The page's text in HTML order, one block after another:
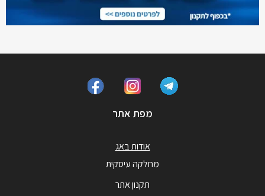
מפת אתר
אודות באג
מחלקה עיסקית
תקנון אתר